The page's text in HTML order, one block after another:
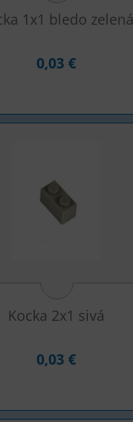
1x1 bledo zelená
0,03 €
Kocka 2x1 sivá
0,03 €